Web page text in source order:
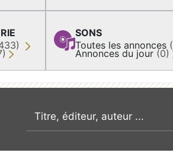
SONS
Toutes les annonces
Annonces du jour (0)
recherche par mot clé